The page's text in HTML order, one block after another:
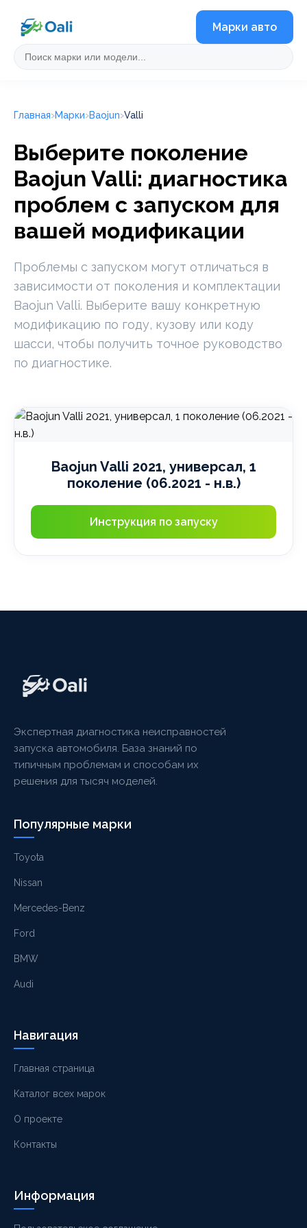
Марки авто
Главная Марки Baojun Valli
Выберите поколение
Baojun Valli: диагностика
проблем с запуском для
вашей модификации
Проблемы с запуском могут отличаться в
зависимости от поколения и комплектации
Baojun Valli. Выберите вашу конкретную
модификацию по году, кузову или коду
шасси, чтобы получить точное руководство
по диагностике.
Baojun Valli 2021, универсал, 1
поколение (06.2021 - н.в.)
Инструкция по запуску
Экспертная диагностика неисправностей
запуска автомобиля. База знаний по
типичным проблемам и способам их
решения для тысяч моделей.
Популярные марки
Toyota
Nissan
Mercedes-Benz
Ford
BMW
Audi
Навигация
Главная страница
Каталог всех марок
О проекте
Контакты
Информация